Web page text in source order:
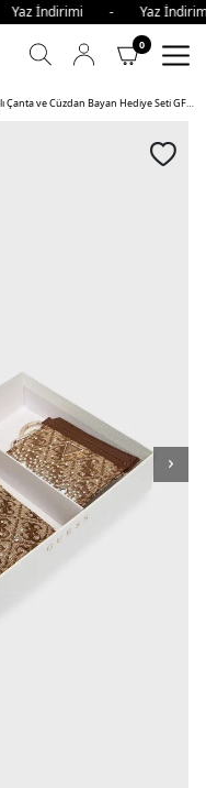
İndirimi - Yaz
0
Guess Logolu Taşlı Çanta ve Cüzdan Bayan Hediye Seti GFBOXW LTL